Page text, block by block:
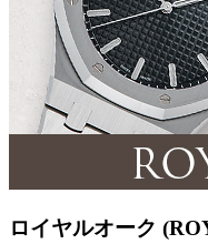
ロイヤルオーク